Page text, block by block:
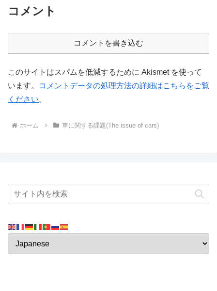
コメント
コメントを書き込む
このサイトはスパムを低減するために Akismet を使って
います。
コメントデータの処理方法の詳細はこちらをご覧
ください。
ホーム 車に関する課題(The issue of cars)